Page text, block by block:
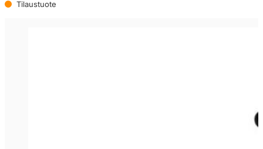
Tilaustuote